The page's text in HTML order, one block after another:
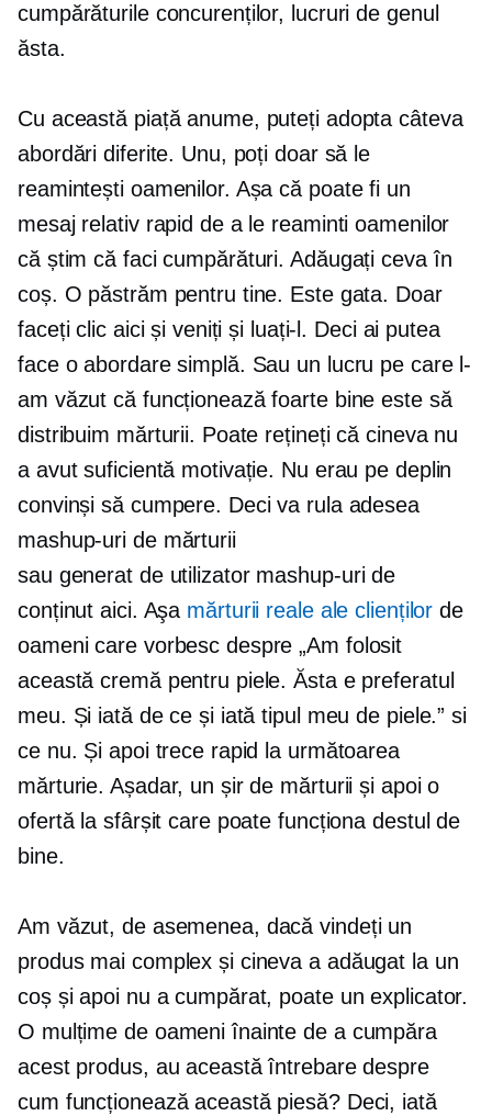
cumpărăturile concurenților, lucruri de genul
ăsta.
Cu această piață anume, puteți adopta câteva
abordări diferite. Unu, poți doar să le
reamintești oamenilor. Așa că poate fi un
mesaj relativ rapid de a le reaminti oamenilor
că știm că faci cumpărături. Adăugați ceva în
coș. O păstrăm pentru tine. Este gata. Doar
faceți clic aici și veniți și luați-l. Deci ai putea
face o abordare simplă. Sau un lucru pe care l-
am văzut că funcționează foarte bine este să
distribuim mărturii. Poate rețineți că cineva nu
a avut suficientă motivație. Nu erau pe deplin
convinși să cumpere. Deci va rula adesea
mashup-uri de mărturii
sau generat de utilizatormashup-uri de
conținut aici. Aşa mărturii reale ale clienților de
oameni care vorbesc despre „Am folosit
această cremă pentru piele. Ăsta e preferatul
meu. Și iată de ce și iată tipul meu de piele.” si
ce nu. Și apoi trece rapid la următoarea
mărturie. Așadar, un șir de mărturii și apoi o
ofertă la sfârșit care poate funcționa destul de
bine.
Am văzut, de asemenea, dacă vindeți un
produs mai complex și cineva a adăugat la un
coș și apoi nu a cumpărat, poate un explicator.
O mulțime de oameni înainte de a cumpăra
acest produs, au această întrebare despre
cum funcționează această piesă? Deci, iată